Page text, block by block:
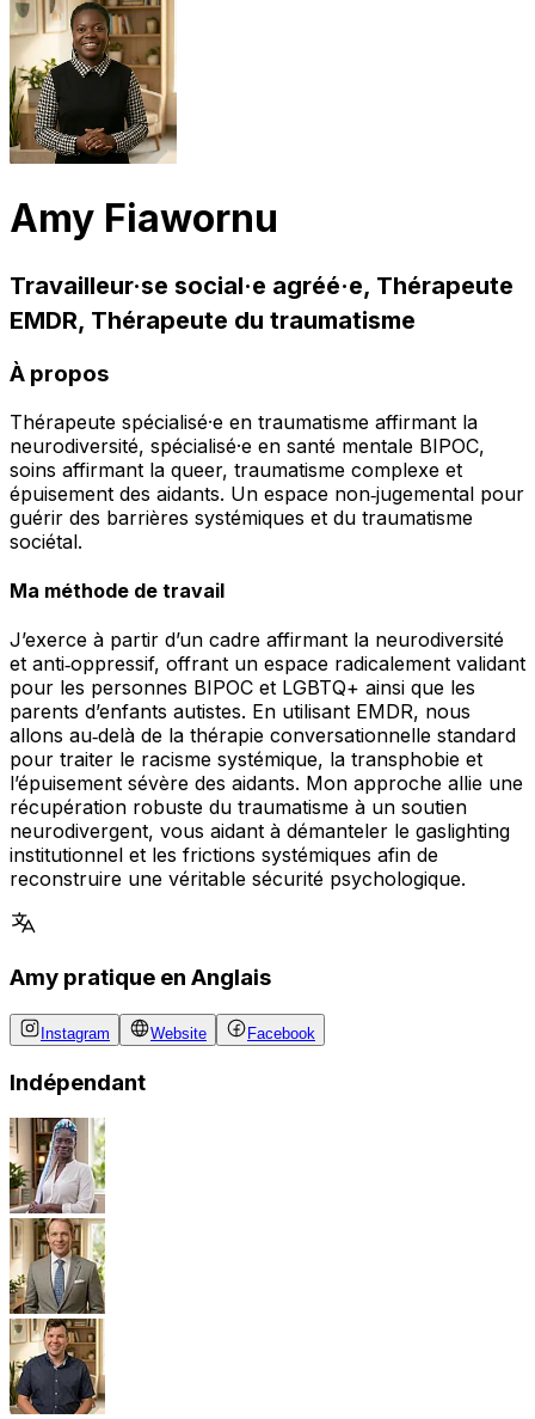
Amy Fiawornu
Travailleur·se social·e agréé·e, Thérapeute
EMDR, Thérapeute du traumatisme
À propos
Thérapeute spécialisé·e en traumatisme affirmant la
neurodiversité, spécialisé·e en santé mentale BIPOC,
soins affirmant la queer, traumatisme complexe et
épuisement des aidants. Un espace non‑jugemental pour
guérir des barrières systémiques et du traumatisme
sociétal.
Ma méthode de travail
J’exerce à partir d’un cadre affirmant la neurodiversité
et anti‑oppressif, offrant un espace radicalement validant
pour les personnes BIPOC et LGBTQ+ ainsi que les
parents d’enfants autistes. En utilisant EMDR, nous
allons au‑delà de la thérapie conversationnelle standard
pour traiter le racisme systémique, la transphobie et
l’épuisement sévère des aidants. Mon approche allie une
récupération robuste du traumatisme à un soutien
neurodivergent, vous aidant à démanteler le gaslighting
institutionnel et les frictions systémiques afin de
reconstruire une véritable sécurité psychologique.
Amy pratique en Anglais
Instagram Website Facebook
Indépendant